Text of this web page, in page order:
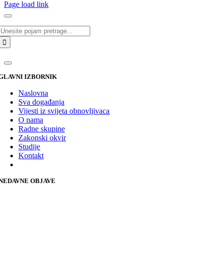
Page load link
IZBORNIK
Naslovna
Sva događanja
Vijesti iz svijeta obnovljivaca
O nama
Radne skupine
Zakonski okvir
Studije
Kontakt
OBJAVE